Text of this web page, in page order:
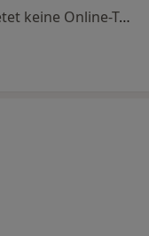
Dieser Arzt bzw. diese Ärztin bietet keine Online-Terminbuchung an diesem Standort an.